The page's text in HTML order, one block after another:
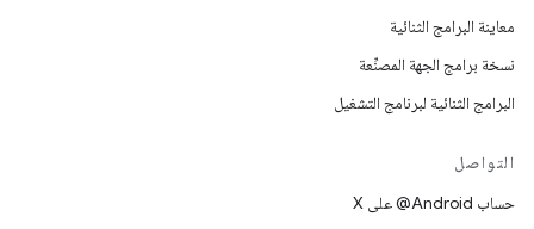
معاينة البرامج الثنائية
نسخة برامج الجهة المصنِّعة
البرامج الثنائية لبرنامج التشغيل
التواصل
حساب ‎@Android على X